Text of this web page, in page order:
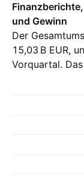
und Gewinn
Der
‪15,03 B‬ EUR,
Vorquartal.